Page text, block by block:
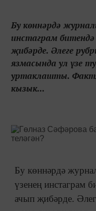
Бу көннәрдә
инстаграм
җибәрде. Әлеге
язмасында ул үзе
уртаклашты.
кызык...
Бу көннәрдә
үзенең инстаграм
ачып җибәрде.